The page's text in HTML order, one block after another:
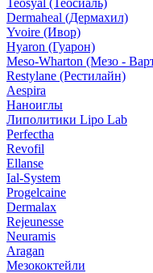
Teosyal (Теосиаль)
Dermaheal (Дермахил)
Yvoire (Ивор)
Hyaron (Гуарон)
Meso-Wharton (Мезо -
Restylane (Рестилайн)
Aespira
Наноиглы
Липолитики Lipo Lab
Perfectha
Revofil
Ellanse
Ial-System
Progelcaine
Dermalax
Rejeunesse
Neuramis
Aragan
Мезококтейли